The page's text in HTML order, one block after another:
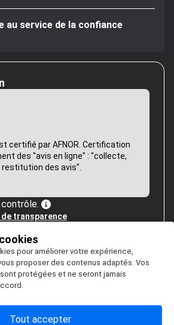
au service de la confiance
certifié par AFNOR. Certification
des "avis en ligne" : "collecte,
des avis".
contrôle.
transparence
pour améliorer votre expérience,
proposer des contenus adaptés. Vos
protégées et ne seront jamais
Tout accepter